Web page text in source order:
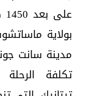
مدينة سانت
تكلفة